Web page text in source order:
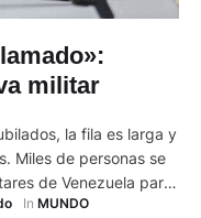
militar
la fila es larga y
Miles de personas se
de Venezuela para
El
In MUNDO